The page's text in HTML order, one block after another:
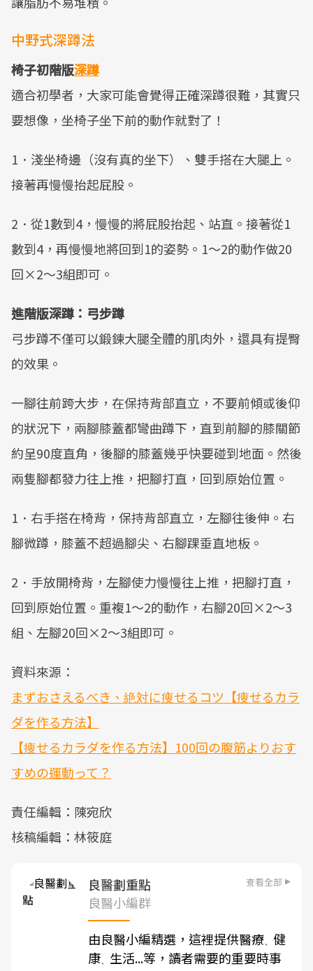
中野式深蹲法
椅子初階版深蹲
適合初學者，大家可能會覺得正確深蹲很難，其實只
要想像，坐椅子坐下前的動作就對了！
1．淺坐椅邊（沒有真的坐下）、雙手搭在大腿上。
接著再慢慢抬起屁股。
2．從1數到4，慢慢的將屁股抬起、站直。接著從1
數到4，再慢慢地將回到1的姿勢。1～2的動作做20
回×2～3組即可。
進階版深蹲：弓步蹲
弓步蹲不僅可以鍛鍊大腿全體的肌肉外，還具有提臀
的效果。
一腳往前跨大步，在保持背部直立，不要前傾或後仰
的狀況下，兩腳膝蓋都彎曲蹲下，直到前腳的膝關節
約呈90度直角，後腳的膝蓋幾乎快要碰到地面。然後
兩隻腳都發力往上推，把腳打直，回到原始位置。
1．右手搭在椅背，保持背部直立，左腳往後伸。右
腳微蹲，膝蓋不超過腳尖、右腳踝垂直地板。
2．手放開椅背，左腳使力慢慢往上推，把腳打直，
回到原始位置。重複1～2的動作，右腳20回×2～3
組、左腳20回×2～3組即可。
資料來源：
まずおさえるべき、絶対に痩せるコツ【痩せるカラ
ダを作る方法】
【痩せるカラダを作る方法】100回の腹筋よりおす
すめの運動って？
責任編輯：陳宛欣
核稿編輯：林筱庭
良醫劃重點 查看全部
良醫小編群
由良醫小編精選，這裡提供醫療、 健
康、 生活...等，讀者需要的重要時事